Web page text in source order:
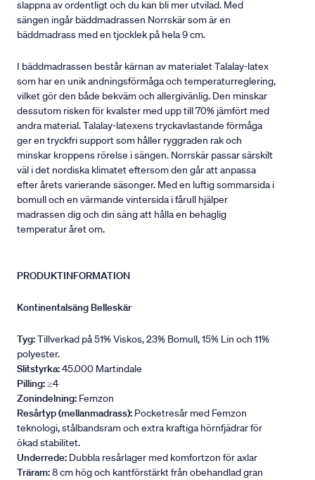
slappna av ordentligt och du kan bli mer utvilad. Med
sängen ingår bäddmadrassen Norrskär som är en
bäddmadrass med en tjocklek på hela 9 cm.
I bäddmadrassen består kärnan av materialet Talalay-latex
som har en unik andningsförmåga och temperaturreglering,
vilket gör den både bekväm och allergivänlig. Den minskar
dessutom risken för kvalster med upp till 70% jämfört med
andra material. Talalay-latexens tryckavlastande förmåga
ger en tryckfri support som håller ryggraden rak och
minskar kroppens rörelse i sängen. Norrskär passar särskilt
väl i det nordiska klimatet eftersom den går att anpassa
efter årets varierande säsonger. Med en luftig sommarsida i
bomull och en värmande vintersida i fårull hjälper
madrassen dig och din säng att hålla en behaglig
temperatur året om.
PRODUKTINFORMATION
Kontinentalsäng Belleskär
Tyg:Tillverkad på 51% Viskos, 23% Bomull, 15% Lin och 11%
polyester.
Slitstyrka:45.000 Martindale
Pilling:≥4
Zonindelning: Femzon
Resårtyp (mellanmadrass): Pocketresår med Femzon
teknologi, stålbandsram och extra kraftiga hörnfjädrar för
ökad stabilitet.
Underrede: Dubbla resårlager med komfortzon för axlar
Träram:8 cm hög och kantförstärkt från obehandlad gran